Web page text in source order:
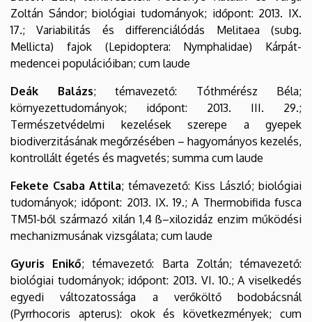
Zoltán Sándor; biológiai tudományok; időpont: 2013. IX.
17.; Variabilitás és differenciálódás Melitaea (subg.
Mellicta) fajok (Lepidoptera: Nymphalidae) Kárpát-
medencei populációiban; cum laude
Deák Balázs; témavezető: Tóthmérész Béla;
környezettudományok; időpont: 2013. III. 29.;
Természetvédelmi kezelések szerepe a gyepek
biodiverzitásának megőrzésében – hagyományos kezelés,
kontrollált égetés és magvetés; summa cum laude
Fekete Csaba Attila; témavezető: Kiss László; biológiai
tudományok; időpont: 2013. IX. 19.; A Thermobifida fusca
TM51-ből származó xilán 1,4 ß–xilozidáz enzim működési
mechanizmusának vizsgálata; cum laude
Gyuris Enikő; témavezető: Barta Zoltán; témavezető:
biológiai tudományok; időpont: 2013. VI. 10.; A viselkedés
egyedi változatossága a verőköltő bodobácsnál
(Pyrrhocoris apterus): okok és következmények; cum